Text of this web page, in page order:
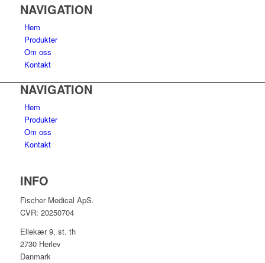
NAVIGATION
Hem
Produkter
Om oss
Kontakt
NAVIGATION
Hem
Produkter
Om oss
Kontakt
INFO
Fischer Medical ApS.
CVR: 20250704
Ellekær 9, st. th
2730 Herlev
Danmark